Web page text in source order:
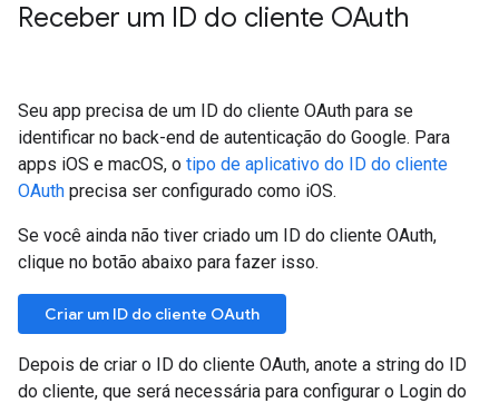
Receber um ID do cliente OAuth
Seu app precisa de um ID do cliente OAuth para se
identificar no back-end de autenticação do Google. Para
apps iOS e macOS, o tipo de aplicativo do ID do cliente
OAuth precisa ser configurado como iOS.
Se você ainda não tiver criado um ID do cliente OAuth,
clique no botão abaixo para fazer isso.
Criar um ID do cliente OAuth
Depois de criar o ID do cliente OAuth, anote a string do ID
do cliente, que será necessária para configurar o Login do